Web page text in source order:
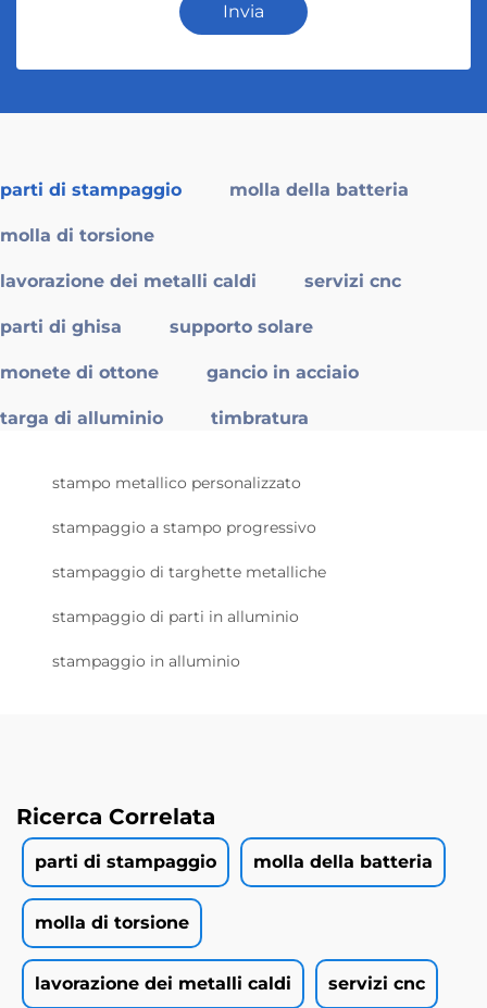
Invia
parti di stampaggio molla della batteria
molla di torsione
lavorazione dei metalli caldi servizi cnc
parti di ghisa supporto solare
monete di ottone gancio in acciaio
targa di alluminio timbratura
stampo metallico personalizzato
stampaggio a stampo progressivo
stampaggio di targhette metalliche
stampaggio di parti in alluminio
stampaggio in alluminio
Ricerca Correlata
parti di stampaggio molla della batteria
molla di torsione
lavorazione dei metalli caldi servizi cnc